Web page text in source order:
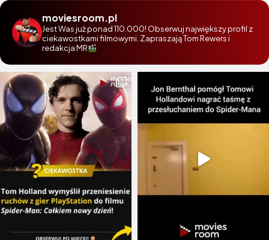
moviesroom.pl
Jest Was już ponad 110.000! Obserwuj największy profil z
ciekawostkami filmowymi. Zapraszają Tom Rewers i
redakcja MR